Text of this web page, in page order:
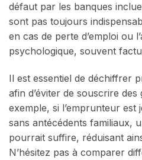
défaut par les banques
sont pas toujours
en cas de perte d’emploi ou
psychologique, souvent
Il est essentiel de déchiffrer
afin d’éviter de souscrire
exemple, si l’emprunteur
sans antécédents familiaux,
pourrait suffire, réduisant
N’hésitez pas à comparer